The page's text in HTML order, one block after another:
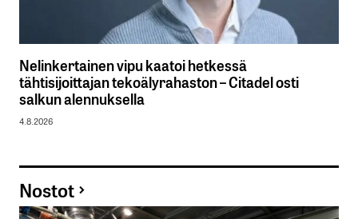
Nelinkertainen vipu kaatoi hetkessä
tähtisijoittajan tekoälyrahaston – Citadel osti
salkun alennuksella
4.8.2026
Nostot